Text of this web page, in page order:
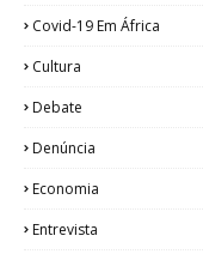
Covid-19 Em África
Cultura
Debate
Denúncia
Economia
Entrevista